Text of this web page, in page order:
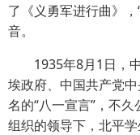
了《义勇军进行曲》
音。
1935年8月1日，中
埃政府、中国共产党
名的“八一宣言”，不
组织的领导下，北平